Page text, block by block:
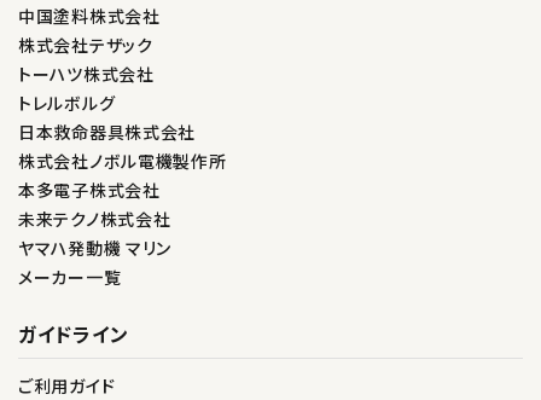
中国塗料株式会社
株式会社テザック
トーハツ株式会社
トレルボルグ
日本救命器具株式会社
株式会社ノボル電機製作所
本多電子株式会社
未来テクノ株式会社
ヤマハ発動機 マリン
メーカー一覧
ガイドライン
ご利用ガイド